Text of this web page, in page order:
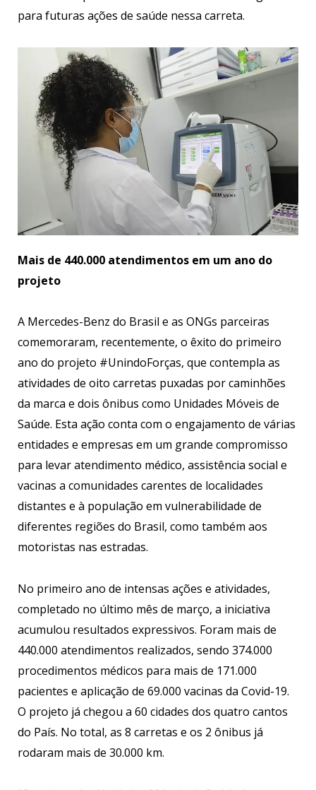
para futuras ações de saúde nessa carreta.
Mais de 440.000 atendimentos em um ano do
projeto
A Mercedes-Benz do Brasil e as ONGs parceiras
comemoraram, recentemente, o êxito do primeiro
ano do projeto #UnindoForças, que contempla as
atividades de oito carretas puxadas por caminhões
da marca e dois ônibus como Unidades Móveis de
Saúde. Esta ação conta com o engajamento de várias
entidades e empresas em um grande compromisso
para levar atendimento médico, assistência social e
vacinas a comunidades carentes de localidades
distantes e à população em vulnerabilidade de
diferentes regiões do Brasil, como também aos
motoristas nas estradas.
No primeiro ano de intensas ações e atividades,
completado no último mês de março, a iniciativa
acumulou resultados expressivos. Foram mais de
440.000 atendimentos realizados, sendo 374.000
procedimentos médicos para mais de 171.000
pacientes e aplicação de 69.000 vacinas da Covid-19.
O projeto já chegou a 60 cidades dos quatro cantos
do País. No total, as 8 carretas e os 2 ônibus já
rodaram mais de 30.000 km.